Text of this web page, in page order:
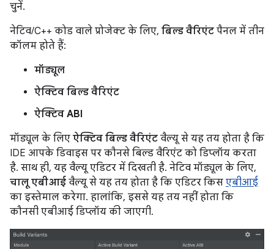
चुनें.
नेटिव/C++ कोड वाले प्रोजेक्ट के लिए, बिल्ड वैरिएंट पैनल में तीन
कॉलम होते हैं:
मॉड्यूल
ऐक्टिव बिल्ड वैरिएंट
ऐक्टिव ABI
मॉड्यूल के लिए ऐक्टिव बिल्ड वैरिएंट वैल्यू से यह तय होता है कि
IDE आपके डिवाइस पर कौनसे बिल्ड वैरिएंट को डिप्लॉय करता
है. साथ ही, यह वैल्यू एडिटर में दिखती है. नेटिव मॉड्यूल के लिए,
चालू एबीआई वैल्यू से यह तय होता है कि एडिटर किस एबीआई
का इस्तेमाल करेगा. हालांकि, इससे यह तय नहीं होता कि
कौनसी एबीआई डिप्लॉय की जाएगी.